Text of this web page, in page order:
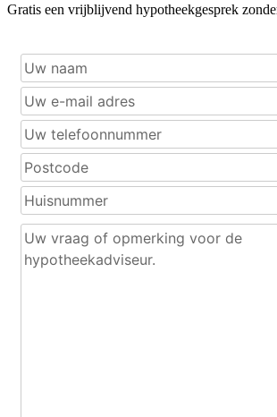
Gratis een vrijblijvend hypotheekgesprek